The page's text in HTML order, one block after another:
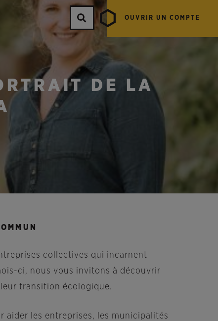
OUVRIR UN COMPTE
DE LA
collectives qui incarnent
ci, nous vous invitons à découvrir
transition écologique.
aider les entreprises, les municipalités